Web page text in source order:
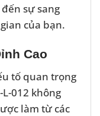
sự sang
của bạn.
Cao
tố quan trọng
012 không
làm từ các